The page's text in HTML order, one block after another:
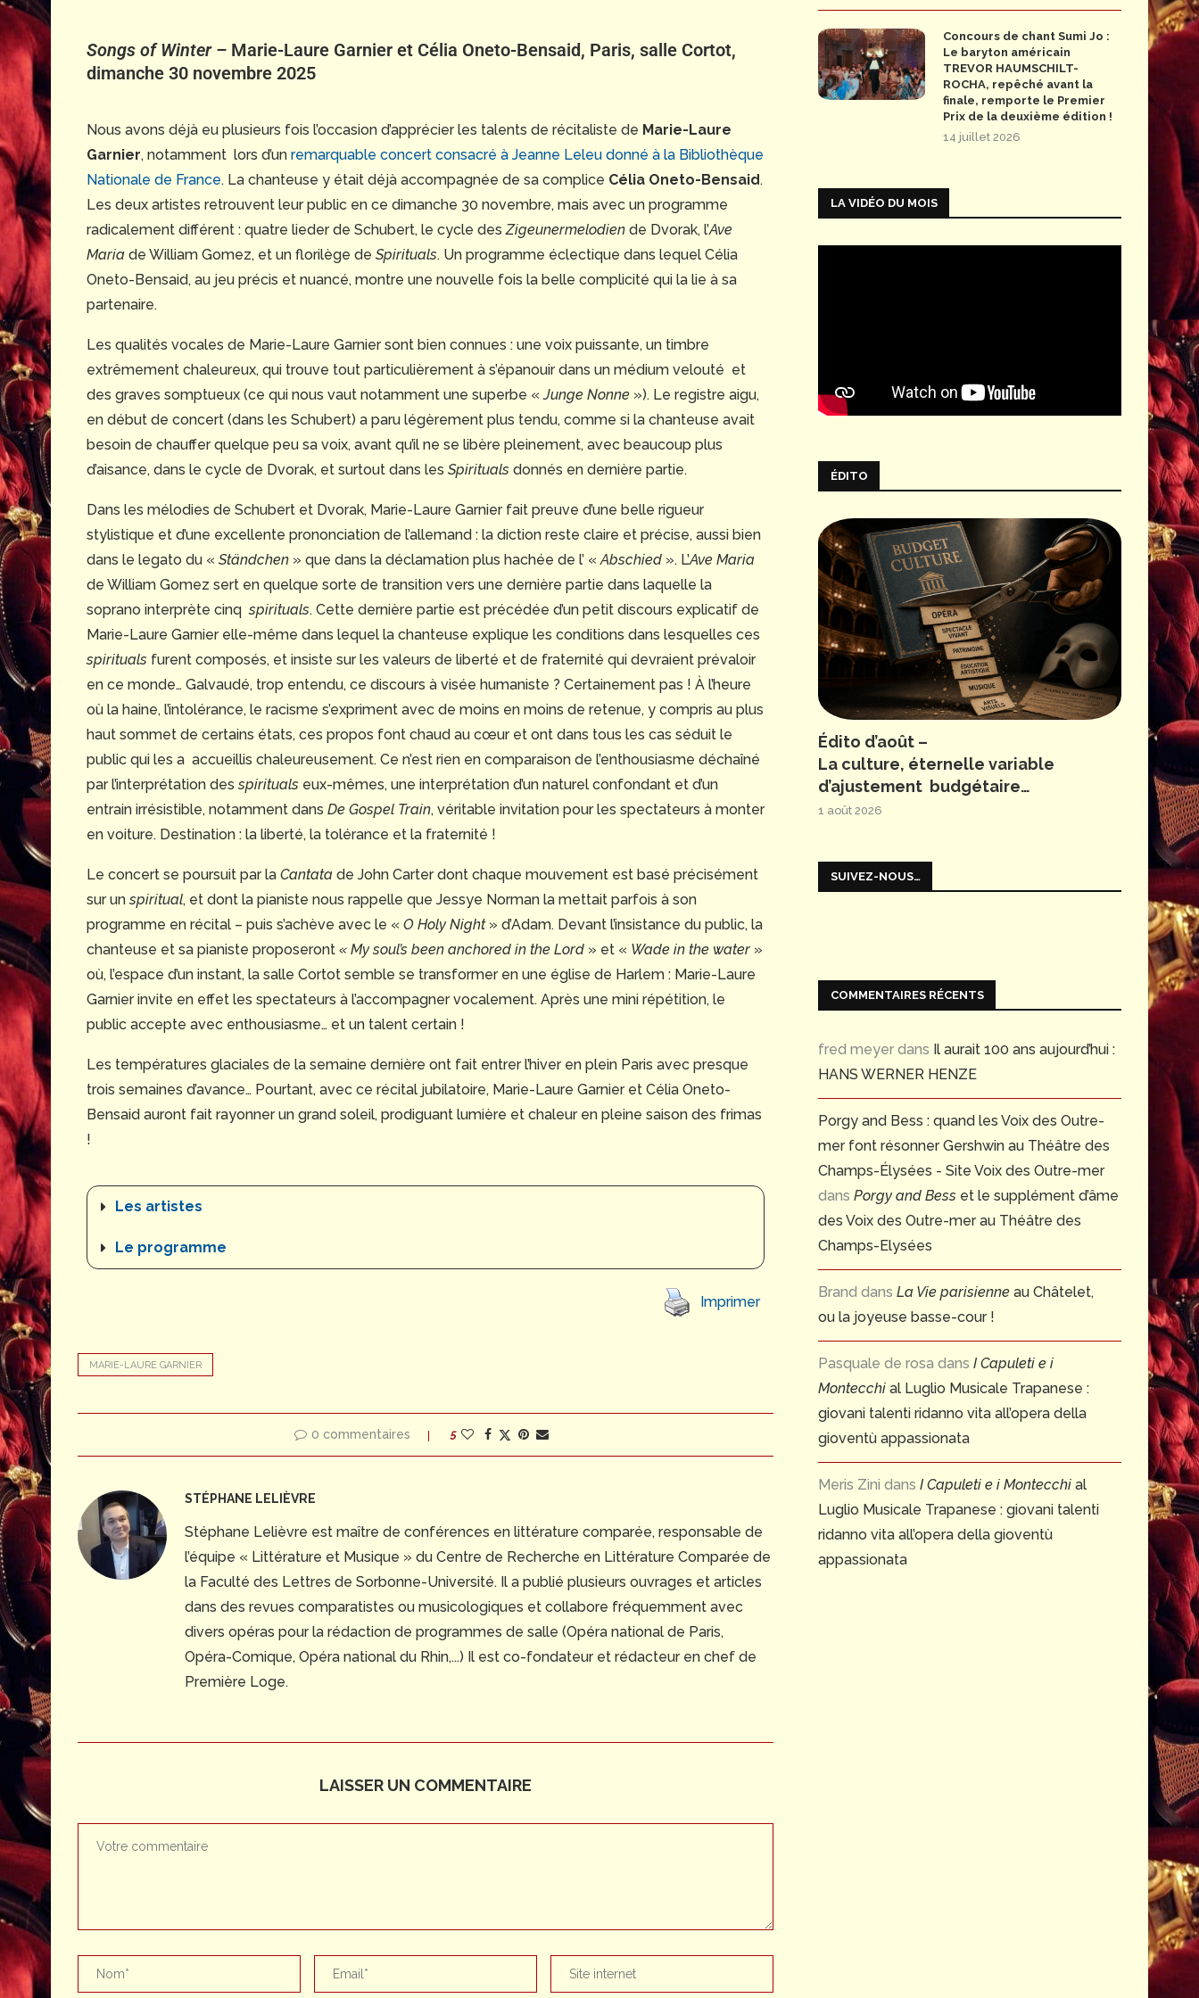
Songs of Winter – Marie-Laure Garnier et Célia Oneto-Bensaid, Paris, salle Cortot,
dimanche 30 novembre 2025
Nous avons déjà eu plusieurs fois l’occasion d’apprécier les talents de récitaliste de Marie-Laure
Garnier, notamment lors d’un remarquable concert consacré à Jeanne Leleu donné à la Bibliothèque
Nationale de France. La chanteuse y était déjà accompagnée de sa complice Célia Oneto-Bensaid.
Les deux artistes retrouvent leur public en ce dimanche 30 novembre, mais avec un programme
radicalement différent : quatre lieder de Schubert, le cycle des Zigeunermelodien de Dvorak, l’Ave
Maria de William Gomez, et un florilège de Spirituals. Un programme éclectique dans lequel Célia
Oneto-Bensaid, au jeu précis et nuancé, montre une nouvelle fois la belle complicité qui la lie à sa
partenaire.
Les qualités vocales de Marie-Laure Garnier sont bien connues : une voix puissante, un timbre
extrêmement chaleureux, qui trouve tout particulièrement à s’épanouir dans un médium velouté et
des graves somptueux (ce qui nous vaut notamment une superbe «Junge Nonne »). Le registre aigu,
en début de concert (dans les Schubert) a paru légèrement plus tendu, comme si la chanteuse avait
besoin de chauffer quelque peu sa voix, avant qu’il ne se libère pleinement, avec beaucoup plus
d’aisance, dans le cycle de Dvorak, et surtout dans les Spirituals donnés en dernière partie.
Dans les mélodies de Schubert et Dvorak, Marie-Laure Garnier fait preuve d’une belle rigueur
stylistique et d’une excellente prononciation de l’allemand : la diction reste claire et précise, aussi bien
dans le legato du « Ständchen » que dans la déclamation plus hachée de l’ « Abschied ». L’Ave Maria
de William Gomez sert en quelque sorte de transition vers une dernière partie dans laquelle la
soprano interprète cinqspirituals. Cette dernière partie est précédée d’un petit discours explicatif de
Marie-Laure Garnier elle-même dans lequel la chanteuse explique les conditions dans lesquelles ces
spirituals furent composés, et insiste sur les valeurs de liberté et de fraternité qui devraient prévaloir
en ce monde… Galvaudé, trop entendu, ce discours à visée humaniste ? Certainement pas ! À l’heure
où la haine, l’intolérance, le racisme s’expriment avec de moins en moins de retenue, y compris au plus
haut sommet de certains états, ces propos font chaud au cœur et ont dans tous les cas séduit le
public qui les a accueillis chaleureusement. Ce n’est rien en comparaison de l’enthousiasme déchaîné
par l’interprétation desspirituals eux-mêmes, une interprétation d’un naturel confondant et d’un
entrain irrésistible, notamment dans De Gospel Train, véritable invitation pour les spectateurs à monter
en voiture. Destination : la liberté, la tolérance et la fraternité !
Le concert se poursuit par la Cantata de John Carter dont chaque mouvement est basé précisément
sur unspiritual, et dont la pianiste nous rappelle que Jessye Norman la mettait parfois à son
programme en récital – puis s’achève avec le « O Holy Night» d’Adam. Devant l’insistance du public, la
chanteuse et sa pianiste proposeront « My soul’s been anchored in the Lord » et « Wade in the water »
où, l’espace d’un instant, la salle Cortot semble se transformer en une église de Harlem : Marie-Laure
Garnier invite en effet les spectateurs à l’accompagner vocalement. Après une mini répétition, le
public accepte avec enthousiasme… et un talent certain !
Les températures glaciales de la semaine dernière ont fait entrer l’hiver en plein Paris avec presque
trois semaines d’avance… Pourtant, avec ce récital jubilatoire, Marie-Laure Garnier et Célia Oneto-
Bensaid auront fait rayonner un grand soleil, prodiguant lumière et chaleur en pleine saison des frimas
!
Les artistes
Le programme
Imprimer
MARIE-LAURE GARNIER
0 commentaires 5
STÉPHANE LELIÈVRE
Stéphane Lelièvre est maître de conférences en littérature comparée, responsable de
l’équipe « Littérature et Musique » du Centre de Recherche en Littérature Comparée de
la Faculté des Lettres de Sorbonne-Université. Il a publié plusieurs ouvrages et articles
dans des revues comparatistes ou musicologiques et collabore fréquemment avec
divers opéras pour la rédaction de programmes de salle (Opéra national de Paris,
Opéra-Comique, Opéra national du Rhin,...) Il est co-fondateur et rédacteur en chef de
Première Loge.
LAISSER UN COMMENTAIRE
Concours de chant Sumi Jo :
Le baryton américain
TREVOR HAUMSCHILT-
ROCHA, repêché avant la
finale, remporte le Premier
Prix de la deuxième édition !
14 juillet 2026
LA VIDÉO DU MOIS
ÉDITO
Édito d’août –
La culture, éternelle variable
d’ajustement budgétaire…
1 août 2026
SUIVEZ-NOUS…
COMMENTAIRES RÉCENTS
fred meyer dans Il aurait 100 ans aujourd’hui :
HANS WERNER HENZE
Porgy and Bess : quand les Voix des Outre-
mer font résonner Gershwin au Théâtre des
Champs-Élysées - Site Voix des Outre-mer
dans Porgy and Bess et le supplément d’âme
des Voix des Outre-mer au Théâtre des
Champs-Elysées
Brand dans La Vie parisienne au Châtelet,
ou la joyeuse basse-cour !
Pasquale de rosa dans I Capuleti e i
Montecchi al Luglio Musicale Trapanese :
giovani talenti ridanno vita all’opera della
gioventù appassionata
Meris Zini dans I Capuleti e i Montecchi al
Luglio Musicale Trapanese : giovani talenti
ridanno vita all’opera della gioventù
appassionata